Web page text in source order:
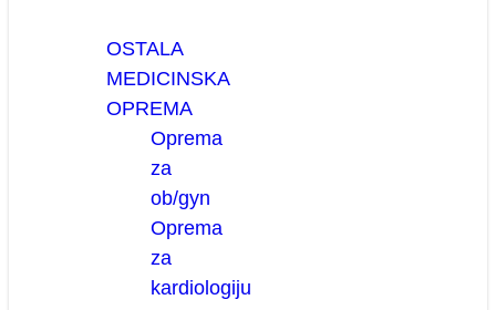
OSTALA
MEDICINSKA
OPREMA
Oprema
za
ob/gyn
Oprema
za
kardiologiju